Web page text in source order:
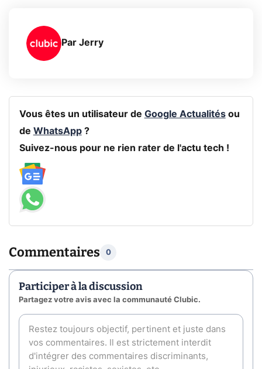
Par Jerry
Vous êtes un utilisateur de Google Actualitésou
de WhatsApp?
Suivez-nous pour ne rien rater de l'actu tech !
Commentaires 0
Participer à la discussion
Partagez votre avis avec la communauté Clubic.